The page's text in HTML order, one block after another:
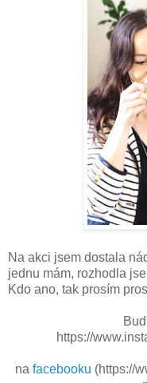
Na akci jsem dostala
jednu mám, rozhodla
Kdo ano, tak prosím
https://
na facebooku (https://